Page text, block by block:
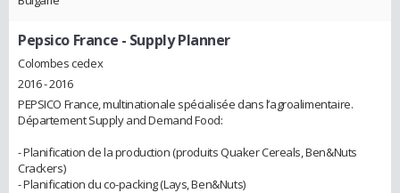
Pepsico France - Supply Planner
Colombes cedex
2016 - 2016
PEPSICO France, multinationale spécialisée dans l’agroalimentaire.
Département Supply and Demand Food:
- Planification de la production (produits Quaker Cereals, Ben&Nuts
Crackers)
- Planification du co-packing (Lays, Ben&Nuts)